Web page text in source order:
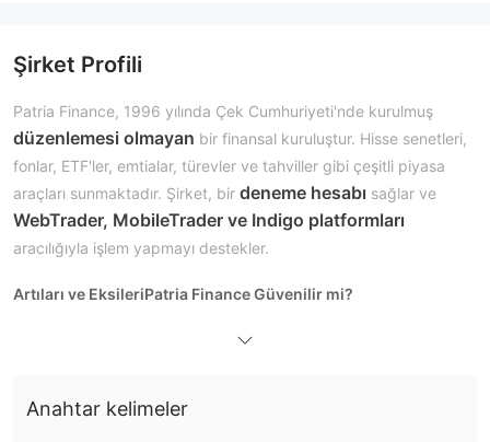
Şirket Profili
Patria Finance, 1996 yılında Çek Cumhuriyeti'nde kurulmuş
düzenlemesi olmayan bir finansal kuruluştur. Hisse senetleri,
fonlar, ETF'ler, emtialar, türevler ve tahviller gibi çeşitli piyasa
araçları sunmaktadır. Şirket, bir deneme hesabı sağlar ve
WebTrader, MobileTrader ve Indigo platformları
aracılığıyla işlem yapmayı destekler.
Artıları ve EksileriPatria Finance Güvenilir mi?
fonlarınızın güvenliğine büyük önem vermenizi öneririz.
Anahtar kelimeler